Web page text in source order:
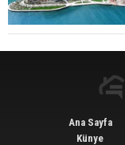
Ana Sayfa
Künye